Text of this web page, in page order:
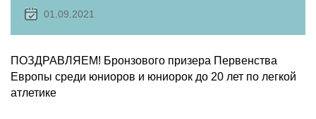
01.09.2021
ПОЗДРАВЛЯЕМ! Бронзового призера Первенства
Европы среди юниоров и юниорок до 20 лет по легкой
атлетике